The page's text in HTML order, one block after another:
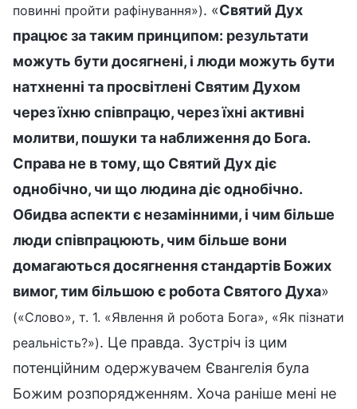
повинні пройти рафінування»). «Святий Дух
працює за таким принципом: результати
можуть бути досягнені, і люди можуть бути
натхненні та просвітлені Святим Духом
через їхню співпрацю, через їхні активні
молитви, пошуки та наближення до Бога.
Справа не в тому, що Святий Дух діє
однобічно, чи що людина діє однобічно.
Обидва аспекти є незамінними, і чим більше
люди співпрацюють, чим більше вони
домагаються досягнення стандартів Божих
вимог, тим більшою є робота Святого Духа»
(«Слово», т. 1. «Явлення й робота Бога», «Як пізнати
реальність?»). Це правда. Зустріч із цим
потенційним одержувачем Євангелія була
Божим розпорядженням. Хоча раніше мені не